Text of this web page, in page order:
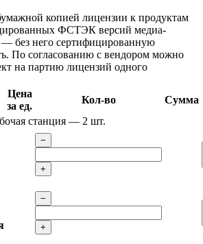
копией лицензии к продуктам
ФСТЭК версий медиа-
— без него сертифицированную
По согласованию с вендором можно
на партию лицензий одного
Цена
за ед.
Кол-во
Сумма
станция — 2 шт.
−
+
−
+